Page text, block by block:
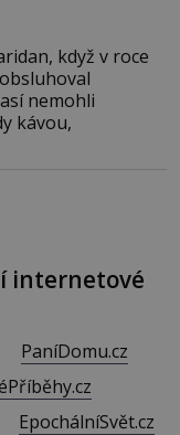
když v roce
nemohli
tehdy kávou,
internetové
PaníDomu.cz
EpochálníSvět.cz